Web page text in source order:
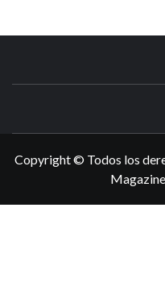
Copyright © Todos los
Magazine